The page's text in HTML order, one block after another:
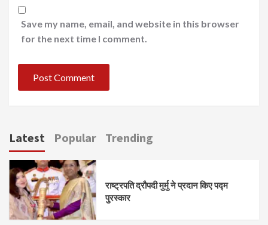
Save my name, email, and website in this browser
for the next time I comment.
Latest Popular Trending
राष्ट्रपति द्रौपदी मुर्मु ने प्रदान किए पद्म
पुरस्कार